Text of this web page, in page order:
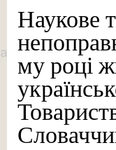
Наукове
му році